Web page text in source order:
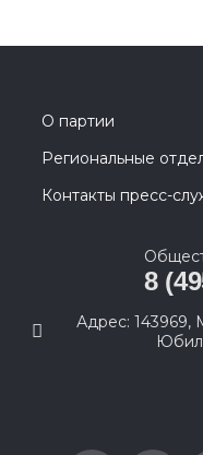
О партии
Региональные
Контакты пресс-
8
Адрес: 143969,